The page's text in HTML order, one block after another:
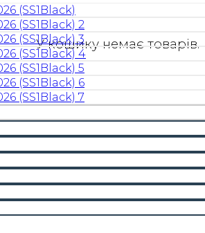
У кошику немає товарів.
У кошику немає товарів.